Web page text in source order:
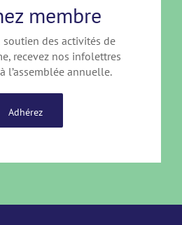
membre
soutien des activités de
recevez nos infolettres
l’assemblée annuelle.
Adhérez